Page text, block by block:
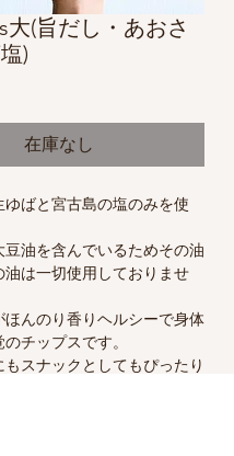
大(旨だし・あおさ
)
在庫なし
ゆばと宮古島の塩のみを使
豆油を含んでいるためその油
油は一切使用しておりませ
ほんのり香りヘルシーで身体
チップスです。
もスナックとしてもぴったり